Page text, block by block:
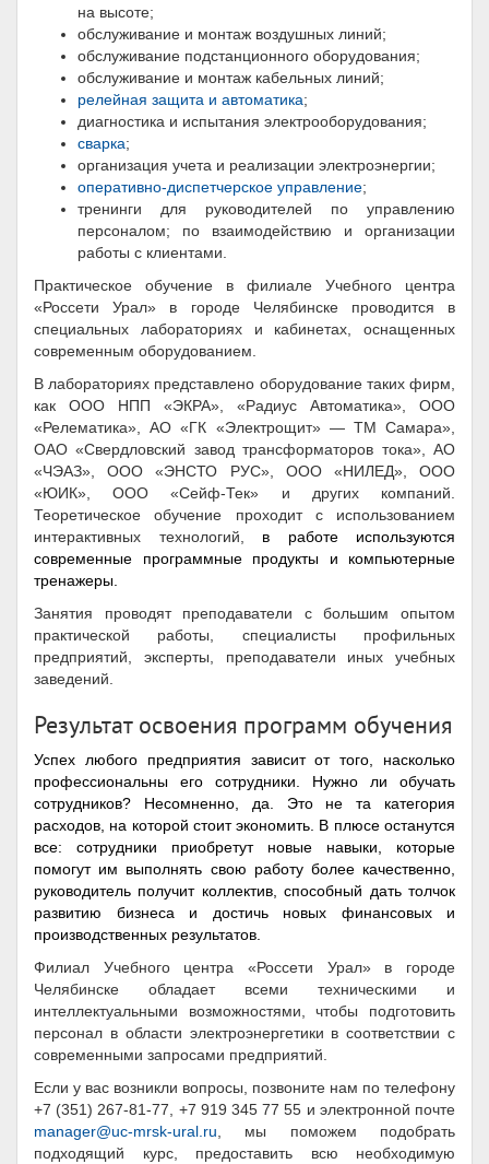
на высоте;
обслуживание и монтаж воздушных линий;
обслуживание подстанционного оборудования;
обслуживание и монтаж кабельных линий;
релейная защита и автоматика;
диагностика и испытания электрооборудования;
сварка;
организация учета и реализации электроэнергии;
оперативно-диспетчерское управление;
тренинги для руководителей по управлению
персоналом; по взаимодействию и организации
работы с клиентами.
Практическое
обучение в филиале Учебного центра
«Россети Урал» в городе Челябинске проводится в
специальных лабораториях и кабинетах, оснащенных
современным оборудованием.
В лабораториях представлено оборудование таких фирм,
как ООО НПП «ЭКРА», «Радиус Автоматика», ООО
«Релематика», АО «ГК «Электрощит» — ТМ Самара»,
ОАО «Свердловский завод трансформаторов тока», АО
«ЧЭАЗ», ООО «ЭНСТО РУС», ООО «НИЛЕД», ООО
«ЮИК», ООО «Сейф-Тек» и других компаний.
Теоретическое обучение проходит с использованием
интерактивных технологий,
в работе используются
современные программные продукты и компьютерные
тренажеры.
Занятия проводят преподаватели с большим опытом
практической работы, специалисты профильных
предприятий, эксперты, преподаватели иных учебных
заведений.
Результат освоения программ обучения
Успех любого предприятия зависит от того, насколько
профессиональны его сотрудники. Нужно ли обучать
сотрудников? Несомненно, да. Это не та категория
расходов, на которой стоит экономить. В плюсе останутся
все: сотрудники приобретут новые навыки, которые
помогут им выполнять свою работу более качественно,
руководитель получит коллектив, способный дать толчок
развитию бизнеса и достичь новых финансовых и
производственных результатов.
Филиал Учебного центра «Россети Урал» в городе
Челябинске обладает всеми техническими и
интеллектуальными возможностями, чтобы подготовить
персонал в области электроэнергетики в соответствии с
современными запросами предприятий.
Если у вас возникли вопросы, позвоните нам по телефону
+7 (351) 267-81-77, +7 919 345 77 55 и электронной почте
manager@uc-mrsk-ural.ru , мы поможем подобрать
подходящий курс, предоставить всю необходимую